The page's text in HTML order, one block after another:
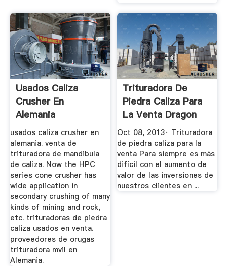
Usados Caliza
Crusher En
Alemania
usados caliza crusher en
alemania. venta de
trituradora de mandibula
de caliza. Now the HPC
series cone crusher has
wide application in
secondary crushing of many
kinds of mining and rock,
etc. trituradoras de piedra
caliza usados en venta.
proveedores de orugas
trituradora mvil en
Alemania.
Trituradora De
Piedra Caliza Para
La Venta Dragon
Crushers ...
Oct 08, 2013· Trituradora
de piedra caliza para la
venta Para siempre es más
difícil con el aumento de
valor de las inversiones de
nuestros clientes en ...